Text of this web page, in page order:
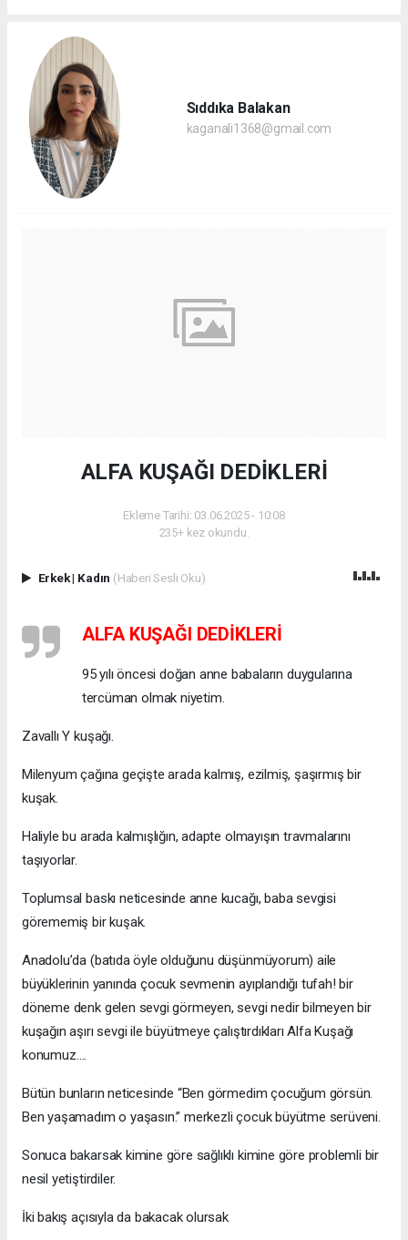
Sıddıka Balakan
kaganali1368@gmail.com
ALFA KUŞAĞI DEDİKLERİ
Ekleme Tarihi: 03.06.2025 - 10:08
235+ kez okundu.
Erkek| Kadın (Haberi Sesli Oku)
ALFA KUŞAĞI DEDİKLERİ
95 yılı öncesi doğan anne babaların duygularına
tercüman olmak niyetim.
Zavallı Y kuşağı.
Milenyum çağına geçişte arada kalmış, ezilmiş, şaşırmış bir
kuşak.
Haliyle bu arada kalmışlığın, adapte olmayışın travmalarını
taşıyorlar.
Toplumsal baskı neticesinde anne kucağı, baba sevgisi
görememiş bir kuşak.
Anadolu’da (batıda öyle olduğunu düşünmüyorum) aile
büyüklerinin yanında çocuk sevmenin ayıplandığı tufah! bir
döneme denk gelen sevgi görmeyen, sevgi nedir bilmeyen bir
kuşağın aşırı sevgi ile büyütmeye çalıştırdıkları Alfa Kuşağı
konumuz….
Bütün bunların neticesinde “Ben görmedim çocuğum görsün.
Ben yaşamadım o yaşasın.” merkezli çocuk büyütme serüveni.
Sonuca bakarsak kimine göre sağlıklı kimine göre problemli bir
nesil yetiştirdiler.
İki bakış açısıyla da bakacak olursak